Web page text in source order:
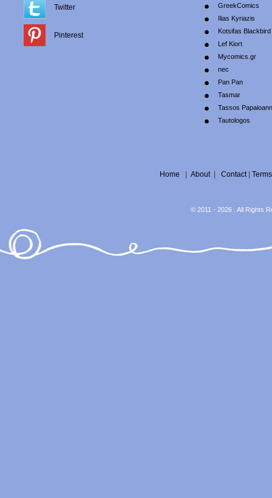
Twitter
Pinterest
GreekComics
Ilias Kyriazis
Kotsifas Blackbird
Lef Kiort
Mycomics.gr
nec
Pan Pan
Tasmar
Tassos
Tautologos
Home About| Contact| Terms
© 2011 - 2026 . All Rights